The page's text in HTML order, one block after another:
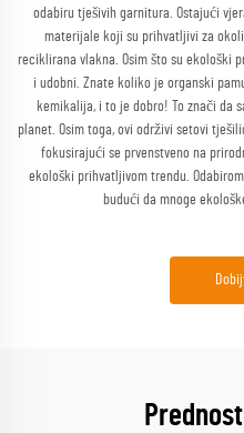
odabiru tješivih garnitura. Ostajući
materijale koji su prihvatljivi za
reciklirana vlakna. Osim što su ekološki
i udobni. Znate koliko je organski
kemikalija, i to je dobro! To znači da
planet. Osim toga, ovi održivi setovi
fokusirajući se prvenstveno na
ekološki prihvatljivom trendu.
budući da mnoge